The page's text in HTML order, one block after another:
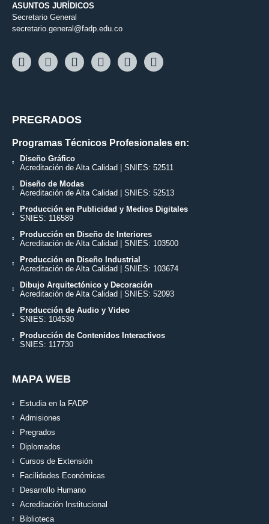
ASUNTOS JURÍDICOS
Secretario General
secretario.general@fadp.edu.co
PREGRADOS
Programas Técnicos Profesionales en:
Diseño Gráfico
Acreditación de Alta Calidad | SNIES: 52511
Diseño de Modas
Acreditación de Alta Calidad | SNIES: 52513
Producción en Publicidad y Medios Digitales
SNIES: 116589
Producción en Diseño de Interiores
Acreditación de Alta Calidad | SNIES: 103500
Producción en Diseño Industrial
Acreditación de Alta Calidad | SNIES: 103674
Dibujo Arquitectónico y Decoración
Acreditación de Alta Calidad | SNIES: 52093
Producción de Audio y Video
SNIES: 104530
Producción de Contenidos Interactivos
SNIES: 117730
MAPA WEB
Estudia en la FADP
Admisiones
Pregrados
Diplomados
Cursos de Extensión
Facilidades Económicas
Desarrollo Humano
Acreditación Institucional
Biblioteca